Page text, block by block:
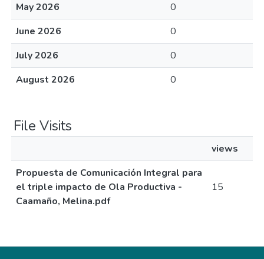
May 2026
0
June 2026
0
July 2026
0
August 2026
0
File Visits
views
Propuesta de Comunicación Integral para
el triple impacto de Ola Productiva -
Caamaño, Melina.pdf
15